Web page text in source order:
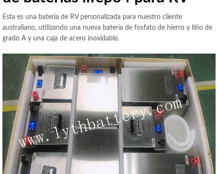
Esta es una batería de RV personalizada para nuestro cliente
australiano, utilizando una nueva batería de fosfato de hierro y litio de
grado A y una caja de acero inoxidable.